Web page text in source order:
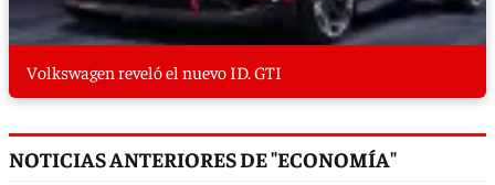
Volkswagen reveló el nuevo ID. GTI
NOTICIAS ANTERIORES DE "ECONOMÍA"